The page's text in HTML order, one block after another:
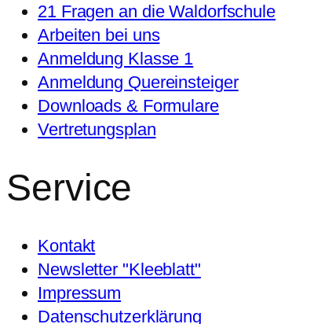
21 Fragen an die Waldorfschule
Arbeiten bei uns
Anmeldung Klasse 1
Anmeldung Quereinsteiger
Downloads & Formulare
Vertretungsplan
Service
Kontakt
Newsletter "Kleeblatt"
Impressum
Datenschutzerklärung